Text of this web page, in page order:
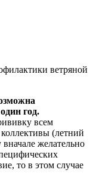
ветряной
год.
всем
(летний
желательно
то в этом случае